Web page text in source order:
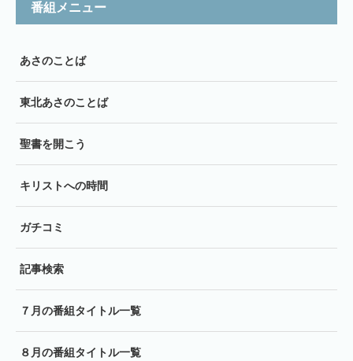
番組メニュー
あさのことば
東北あさのことば
聖書を開こう
キリストへの時間
ガチコミ
記事検索
７月の番組タイトル一覧
８月の番組タイトル一覧